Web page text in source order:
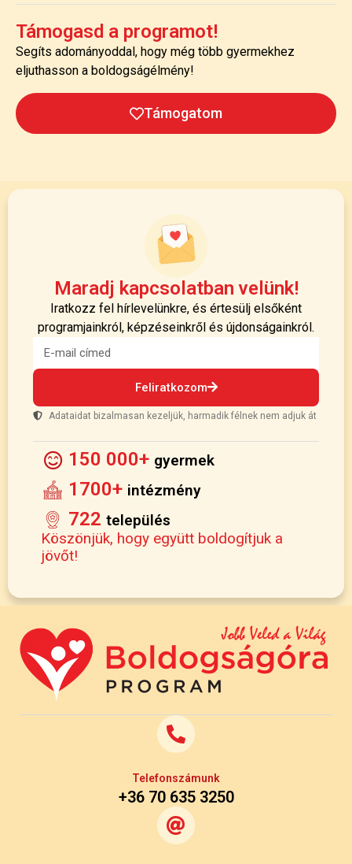
Támogasd a programot!
Segíts adományoddal, hogy még több gyermekhez
eljuthasson a boldogságélmény!
Támogatom
Maradj kapcsolatban velünk!
Iratkozz fel hírlevelünkre, és értesülj elsőként
programjainkról, képzéseinkről és újdonságainkról.
Feliratkozom
Adataidat bizalmasan kezeljük, harmadik félnek nem adjuk át
150 000+ gyermek
1700+ intézmény
722 település
Köszönjük, hogy együtt boldogítjuk a
jövőt!
Telefonszámunk
+36 70 635 3250